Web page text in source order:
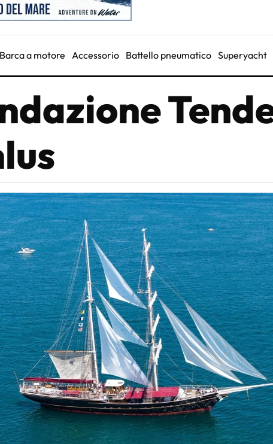
Barca a motore Accessorio Battello pneumatico Superyacht